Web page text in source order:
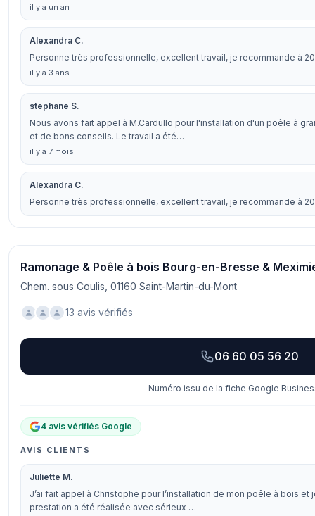
il y a un an
Alexandra C.
Personne très professionnelle, excellent travail, je recommande à
il y a 3 ans
stephane S.
Nous avons fait appel à M.Cardullo pour l'installation d'un poêle à
et de bons conseils. Le travail a été…
il y a 7 mois
Alexandra C.
Personne très professionnelle, excellent travail, je recommande à
Ramonage & Poêle à bois Bourg-en-Bresse &
Chem. sous Coulis, 01160 Saint-Martin-du-Mont
13 avis vérifiés
06 60 05 56 20
Numéro issu de la fiche Google
4 avis vérifiés Google
AVIS CLIENTS
Juliette M.
J’ai fait appel à Christophe pour l’installation de mon poêle à bois
prestation a été réalisée avec sérieux …